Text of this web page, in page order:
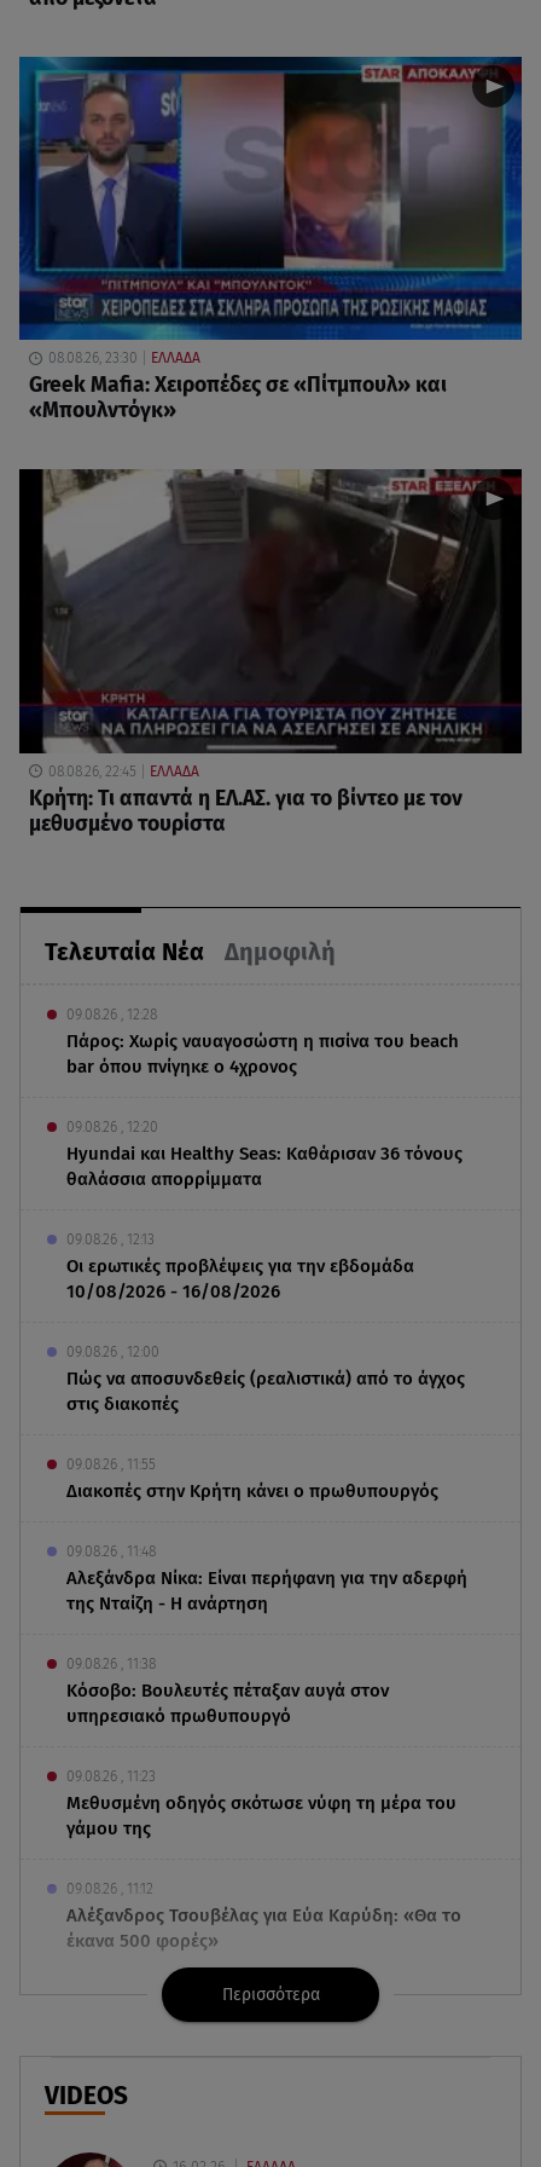
Τελευταία Νέα Δημοφιλή
09.08.26 , 12:28
Πάρος: Χωρίς ναυαγοσώστη η πισίνα του beach
bar όπου πνίγηκε ο 4χρονος
09.08.26 , 12:20
Hyundai και Healthy Seas: Καθάρισαν 36 τόνους
θαλάσσια απορρίμματα
09.08.26 , 12:13
Οι ερωτικές προβλέψεις για την εβδομάδα
10/08/2026 - 16/08/2026
09.08.26 , 12:00
Πώς να αποσυνδεθείς (ρεαλιστικά) από το άγχος
στις διακοπές
09.08.26 , 11:55
Διακοπές στην Κρήτη κάνει ο πρωθυπουργός
09.08.26 , 11:48
Αλεξάνδρα Νίκα: Είναι περήφανη για την αδερφή
της Νταίζη - Η ανάρτηση
09.08.26 , 11:38
Κόσοβο: Βουλευτές πέταξαν αυγά στον
υπηρεσιακό πρωθυπουργό
09.08.26 , 11:23
Μεθυσμένη οδηγός σκότωσε νύφη τη μέρα του
γάμου της
09.08.26 , 11:12
Αλέξανδρος Τσουβέλας για Εύα Καρύδη: «Θα το
έκανα 500 φορές»
09.08.26 , 10:46
Μπαμπάς για δεύτερη φορά ο Γιάννης
Κωνσταντέλιας
09.08.26 , 10:43
Περισσότερα
VIDEOS
08.08.26, 23:30 ΕΛΛΑΔΑ
Greek Mafia: Χειροπέδες σε «Πίτμπουλ» και
«Μπουλντόγκ»
08.08.26, 22:45 ΕΛΛΑΔΑ
Κρήτη: Τι απαντά η ΕΛ.ΑΣ. για το βίντεο με τον
μεθυσμένο τουρίστα